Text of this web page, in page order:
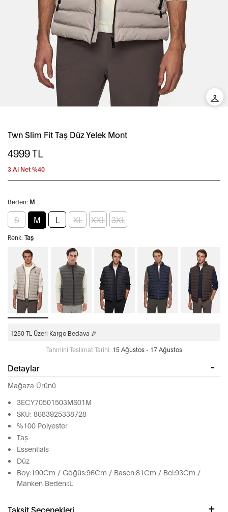
Twn Slim Fit Taş Düz Yelek Mont
4999TL
3 Al Net %40
Beden: M
S M L XL XXL 3XL
Renk: Taş
1250 TL Üzeri Kargo Bedava 🎉
Tahmini Teslimat Tarihi: 15 Ağustos - 17 Ağustos
Detaylar
Mağaza Ürünü
3ECY70501503MS01M
SKU: 8683925338728
%100 Polyester
Taş
Essentials
Düz
Boy:190Cm / Göğüs:96Cm / Basen:81Cm / Bel:93Cm /
Manken Bedeni:L
Taksit Seçenekleri